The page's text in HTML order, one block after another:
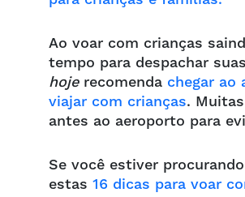
Ao voar com crianças
tempo para despachar
hojerecomenda chegar ao
viajar com crianças.
antes ao aeroporto para
Se você estiver
estas 16 dicas para voar